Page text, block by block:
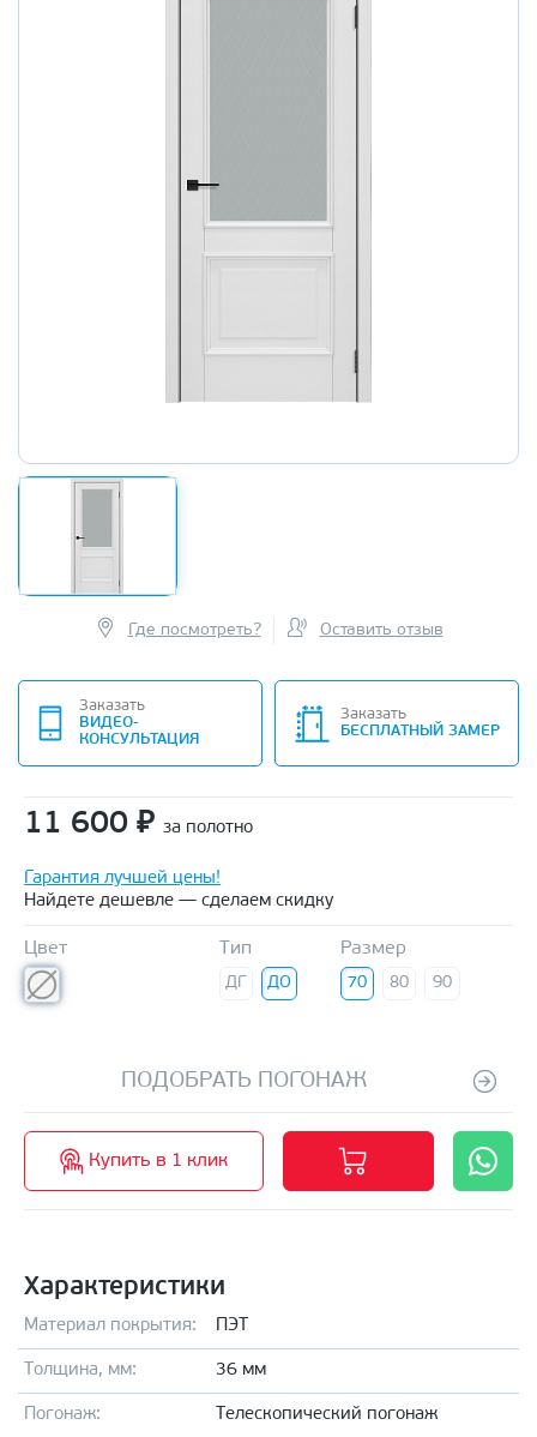
Где посмотреть? Оставить отзыв
Заказать
ВИДЕО-
КОНСУЛЬТАЦИЯ
Заказать
БЕСПЛАТНЫЙ ЗАМЕР
11 600 ₽ за полотно
Гарантия лучшей цены!
Найдете дешевле — сделаем скидку
Цвет Тип
ДГ ДО
Размер
70 80 90
ПОДОБРАТЬ ПОГОНАЖ
Купить в 1 клик
Характеристики
Материал покрытия: ПЭТ
Толщина, мм: 36 мм
Погонаж: Телескопический погонаж